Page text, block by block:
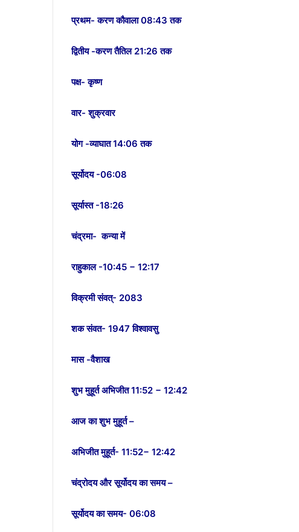
प्रथम- करण कौवाला 08:43 तक
द्वितीय -करण तैतिल 21:26 तक
पक्ष- कृष्ण
वार- शुक्रवार
योग -व्याघात 14:06 तक
सूर्योदय -06:08
सूर्यास्त -18:26
चंद्रमा- कन्या में
राहुकाल -10:45 − 12:17
विक्रमी संवत्- 2083
शक संवत- 1947 विश्वावसु
मास -वैशाख
शुभ मुहूर्त अभिजीत 11:52 − 12:42
आज का शुभ मुहूर्त –
अभिजीत मुहूर्त- 11:52− 12:42
चंद्रोदय और सूर्योदय का समय –
सूर्योदय का समय- 06:08